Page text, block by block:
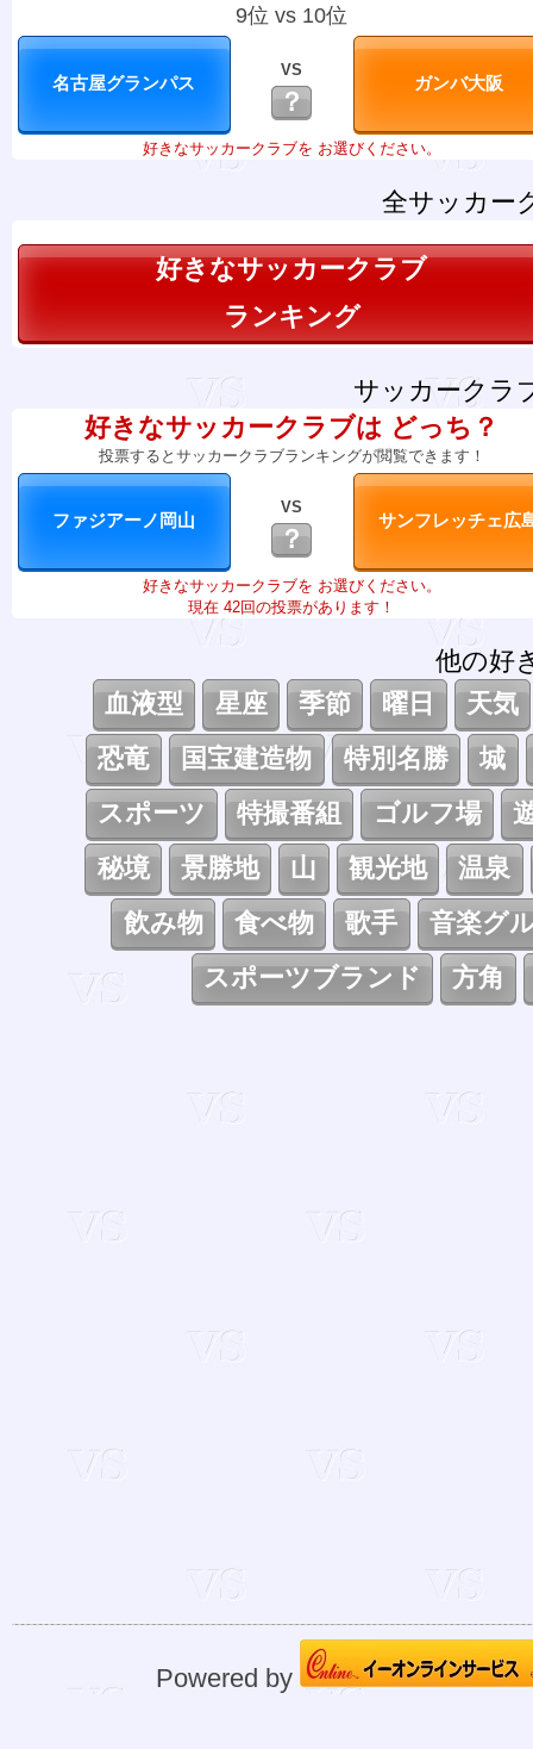
9位 vs 10位
VS
？
好きなサッカークラブを お選びください。
全サッカー
好きなサッカークラブ
ランキング
サッカークラ
好きなサッカークラブは どっち？
投票するとサッカークラブランキングが閲覧できます！
VS
？
好きなサッカークラブを お選びください。
現在 42回の投票があります！
他の好
血液型
星座 季節 曜日
天気
恐竜
国宝建造物 特別名勝
城
スポーツ
特撮番組 ゴルフ場
秘境
景勝地 山 観光地
温泉
飲み物
食べ物 歌手
音楽グ
スポーツブランド
方角
Powered by